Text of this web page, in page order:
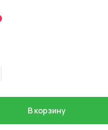
В корзину